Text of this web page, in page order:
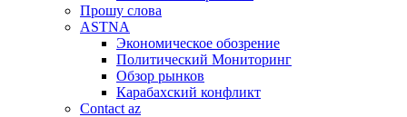
Прошу слова
ASTNA
Экономическое обозрение
Политический Мониторинг
Обзор рынков
Карабахский конфликт
Contact az